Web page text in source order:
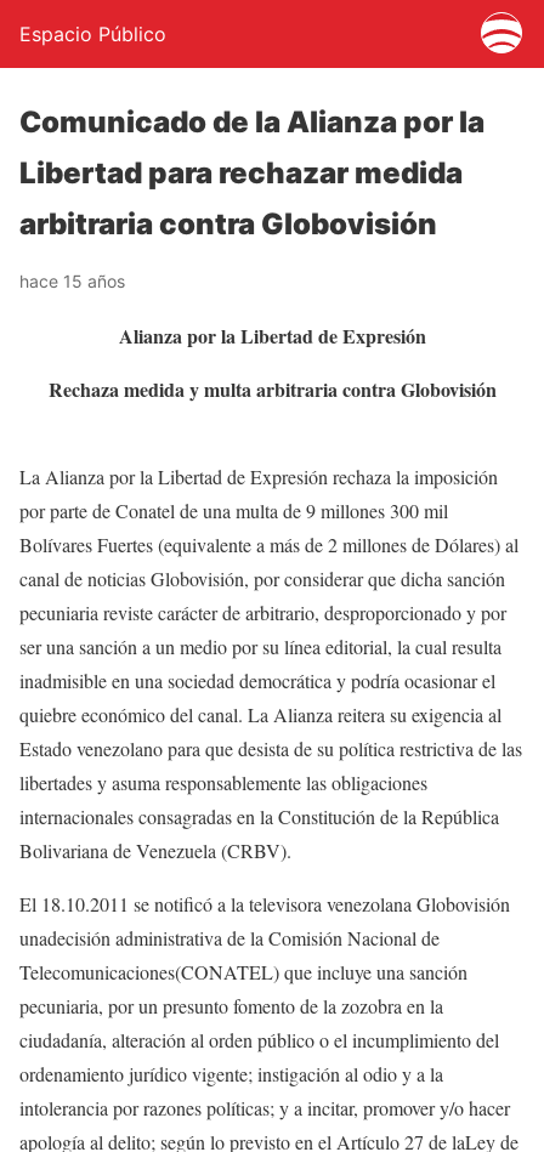
Espacio Público
Comunicado de la Alianza por la
Libertad para rechazar medida
arbitraria contra Globovisión
hace 15 años
Alianza por la Libertad de Expresión
Rechaza medida y multa arbitraria contra Globovisión
La Alianza por la Libertad de Expresión rechaza la imposición
por parte de Conatel de una multa de 9 millones 300 mil
Bolívares Fuertes (equivalente a más de 2 millones de Dólares) al
canal de noticias Globovisión, por considerar que dicha sanción
pecuniaria reviste carácter de arbitrario, desproporcionado y por
ser una sanción a un medio por su línea editorial, la cual resulta
inadmisible en una sociedad democrática y podría ocasionar el
quiebre económico del canal. La Alianza reitera su exigencia al
Estado venezolano para que desista de su política restrictiva de las
libertades y asuma responsablemente las obligaciones
internacionales consagradas en la Constitución de la República
Bolivariana de Venezuela (CRBV).
El 18.10.2011 se notificó a la televisora venezolana Globovisión
unadecisión administrativa de la Comisión Nacional de
Telecomunicaciones(CONATEL) que incluye una sanción
pecuniaria, por un presunto fomento de la zozobra en la
ciudadanía, alteración al orden público o el incumplimiento del
ordenamiento jurídico vigente; instigación al odio y a la
intolerancia por razones políticas; y a incitar, promover y/o hacer
apología al delito; según lo previsto en el Artículo 27 de laLey de